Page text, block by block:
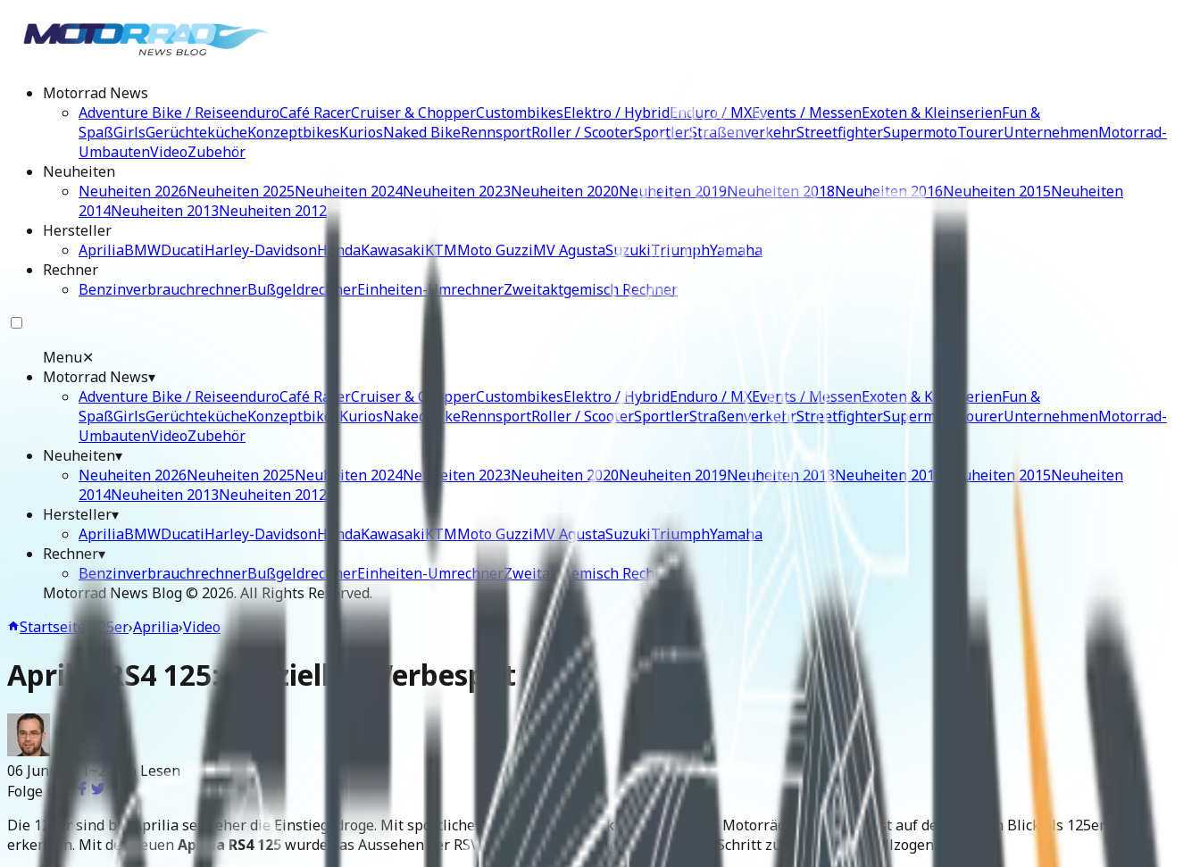
Motorrad News
Adventure Bike / ReiseenduroCafé RacerCruiser & ChopperCustombikesElektro / HybridEnduro / MXEvents / MessenExoten & KleinserienFun &
SpaßGirlsGerüchtekücheKonzeptbikesKuriosNaked BikeRennsportRoller / ScooterSportlerStraßenverkehrStreetfighterSupermotoTourerUnternehmenMotorrad-
UmbautenVideoZubehör
Neuheiten
Neuheiten 2026Neuheiten 2025Neuheiten 2024Neuheiten 2023Neuheiten 2020Neuheiten 2019Neuheiten 2018Neuheiten 2016Neuheiten 2015Neuheiten
2014Neuheiten 2013Neuheiten 2012
Hersteller
ApriliaBMWDucatiHarley-DavidsonHondaKawasakiKTMMoto GuzziMV AgustaSuzukiTriumphYamaha
Rechner
BenzinverbrauchrechnerBußgeldrechnerEinheiten-UmrechnerZweitaktgemisch Rechner
Menu✕
Motorrad News▾
Adventure Bike / ReiseenduroCafé RacerCruiser & ChopperCustombikesElektro / HybridEnduro / MXEvents / MessenExoten & KleinserienFun &
SpaßGirlsGerüchtekücheKonzeptbikes KuriosNaked BikeRennsportRoller / ScooterSportlerStraßenverkehrStreetfighterSupermoto TourerUnternehmenMotorrad-
UmbautenVideoZubehör
Neuheiten▾
Neuheiten 2026Neuheiten 2025Neuheiten 2024Neuheiten 2023Neuheiten 2020Neuheiten 2019Neuheiten 2018Neuheiten 2016 Neuheiten 2015Neuheiten
2014Neuheiten 2013Neuheiten 2012
Hersteller▾
ApriliaBMWDucatiHarley-DavidsonHondaKawasakiKTMMoto GuzziMV AgustaSuzukiTriumphYamaha
Rechner▾
BenzinverbrauchrechnerBußgeldrechnerEinheiten-UmrechnerZweitaktgemisch Rechner
Motorrad News Blog © 2026. All Rights Reserved.
Startseite
125er›Aprilia›Video
Aprilia RS4 125: offizieller Werbespot
06 Juni 2011~2 Min Lesen
Folge uns:
Die 125er sind bei Aprilia seit jeher die Einstiegsdroge. Mit sportlicher, erwachsener Optik, begeistern die Motorräder und sind erst auf den zweiten Blick als 125er zu
erkennen. Mit der neuen Aprilia RS4 125wurde das Aussehen der RSV4R übertragen und gleichzeitig der Schritt zum Viertakter vollzogen.